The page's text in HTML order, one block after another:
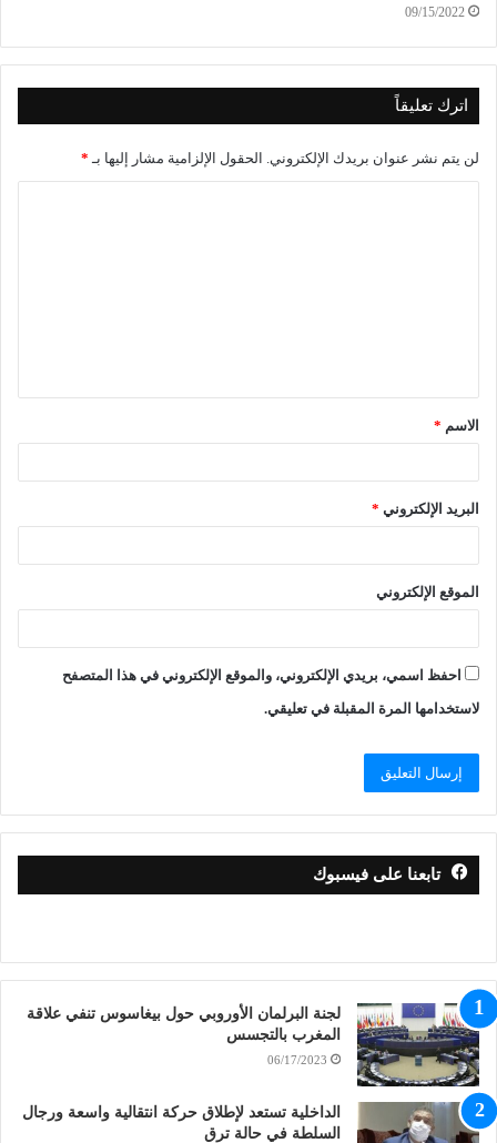
09/15/2022
اترك تعليقاً
لن يتم نشر عنوان بريدك الإلكتروني. الحقول الإلزامية مشار إليها بـ *
الاسم *
البريد الإلكتروني *
الموقع الإلكتروني
احفظ اسمي، بريدي الإلكتروني، والموقع الإلكتروني في هذا المتصفح
لاستخدامها المرة المقبلة في تعليقي.
تابعنا على فيسبوك
لجنة البرلمان الأوروبي حول بيغاسوس تنفي علاقة
المغرب بالتجسس
06/17/2023
الداخلية تستعد لإطلاق حركة انتقالية واسعة ورجال
السلطة في حالة ترق